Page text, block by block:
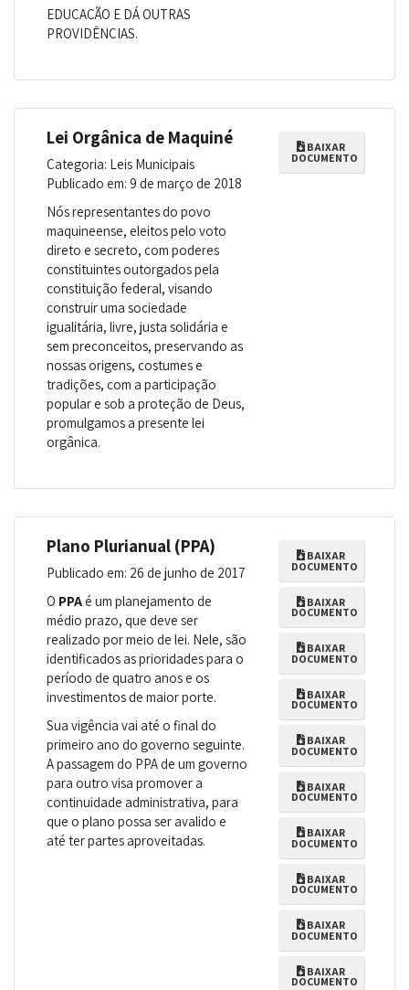
EDUCAÇÃO E DÁ OUTRAS
PROVIDÊNCIAS.
Lei Orgânica de Maquiné
Categoria: Leis Municipais
Publicado em: 9 de março de 2018
Nós representantes do povo
maquineense, eleitos pelo voto
direto e secreto, com poderes
constituintes outorgados pela
constituição federal, visando
construir uma sociedade
igualitária, livre, justa solidária e
sem preconceitos, preservando as
nossas origens, costumes e
tradições, com a participação
popular e sob a proteção de Deus,
promulgamos a presente lei
orgânica.
BAIXAR
DOCUMENTO
Plano Plurianual (PPA)
Publicado em: 26 de junho de 2017
O PPAé um planejamento de
médio prazo, que deve ser
realizado por meio de lei. Nele, são
identificados as prioridades para o
período de quatro anos e os
investimentos de maior porte.
Sua vigência vai até o final do
primeiro ano do governo seguinte.
A passagem do PPA de um governo
para outro visa promover a
continuidade administrativa, para
que o plano possa ser avalido e
até ter partes aproveitadas.
BAIXAR
DOCUMENTO
BAIXAR
DOCUMENTO
BAIXAR
DOCUMENTO
BAIXAR
DOCUMENTO
BAIXAR
DOCUMENTO
BAIXAR
DOCUMENTO
BAIXAR
DOCUMENTO
BAIXAR
DOCUMENTO
BAIXAR
DOCUMENTO
BAIXAR
DOCUMENTO